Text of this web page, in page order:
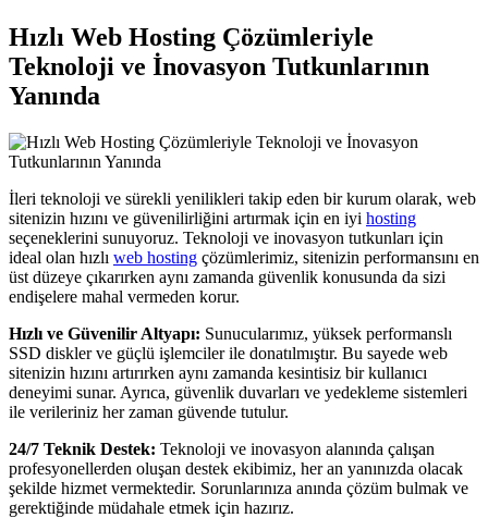
Hızlı Web Hosting Çözümleriyle
Teknoloji ve İnovasyon Tutkunlarının
Yanında
İleri teknoloji ve sürekli yenilikleri takip eden bir kurum olarak, web
sitenizin hızını ve güvenilirliğini artırmak için en iyi hosting
seçeneklerini sunuyoruz. Teknoloji ve inovasyon tutkunları için
ideal olan hızlı web hosting çözümlerimiz, sitenizin performansını en
üst düzeye çıkarırken aynı zamanda güvenlik konusunda da sizi
endişelere mahal vermeden korur.
Hızlı ve Güvenilir Altyapı: Sunucularımız, yüksek performanslı
SSD diskler ve güçlü işlemciler ile donatılmıştır. Bu sayede web
sitenizin hızını artırırken aynı zamanda kesintisiz bir kullanıcı
deneyimi sunar. Ayrıca, güvenlik duvarları ve yedekleme sistemleri
ile verileriniz her zaman güvende tutulur.
24/7 Teknik Destek: Teknoloji ve inovasyon alanında çalışan
profesyonellerden oluşan destek ekibimiz, her an yanınızda olacak
şekilde hizmet vermektedir. Sorunlarınıza anında çözüm bulmak ve
gerektiğinde müdahale etmek için hazırız.